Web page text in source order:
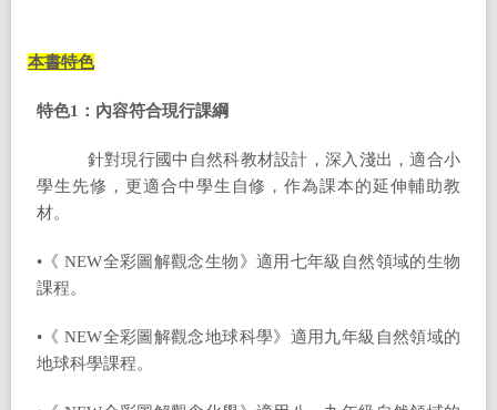
本書特色
特色1 ： 內容符合現行課綱
針對現行國中自然科教材設計，深入淺出，適合小
學生先修，更適合中學生自修，作為課本的延伸輔助教
材。
•《 NEW全彩圖解觀念生物》適用七年級自然領域的生物
課程。
•《 NEW全彩圖解觀念地球科學》適用九年級自然領域的
地球科學課程。